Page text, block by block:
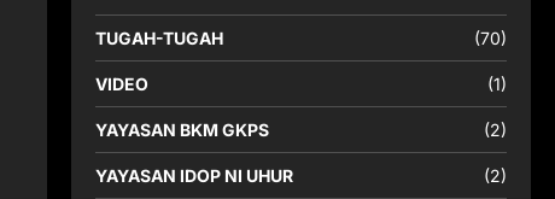
TUGAH-TUGAH (70)
VIDEO (1)
YAYASAN BKM GKPS (2)
YAYASAN IDOP NI UHUR (2)